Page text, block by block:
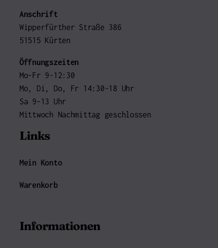
Anschrift
Wipperfürther Straße 386
51515 Kürten
Öffnungszeiten
Mo-Fr 9-12:30
Mo, Di, Do, Fr 14:30-18 Uhr
Sa 9-13 Uhr
Mittwoch Nachmittag geschlossen
Links
Mein Konto
Warenkorb
Informationen